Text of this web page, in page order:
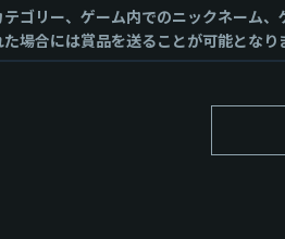
ゴリー、ゲーム内でのニックネーム
場合には賞品を送ることが可能となり